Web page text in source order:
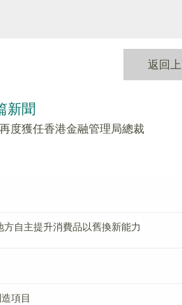
返回
新聞
度獲任香港金融管理局總裁
自主提升消費品以舊換新能力
項目